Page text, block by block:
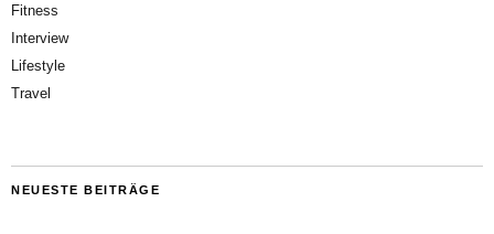
Fitness
Interview
Lifestyle
Travel
NEUESTE BEITRÄGE